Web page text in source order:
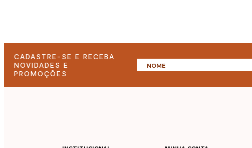
CADASTRE-SE E RECEBA
NOVIDADES E
PROMOÇÕES